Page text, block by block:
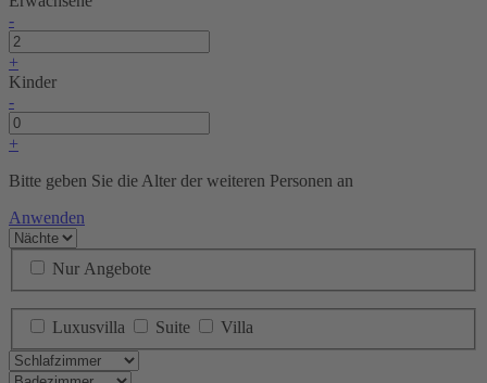
-
+
Kinder
-
+
Bitte geben Sie die Alter der weiteren Personen an
Anwenden
Nur Angebote
Luxusvilla Suite Villa